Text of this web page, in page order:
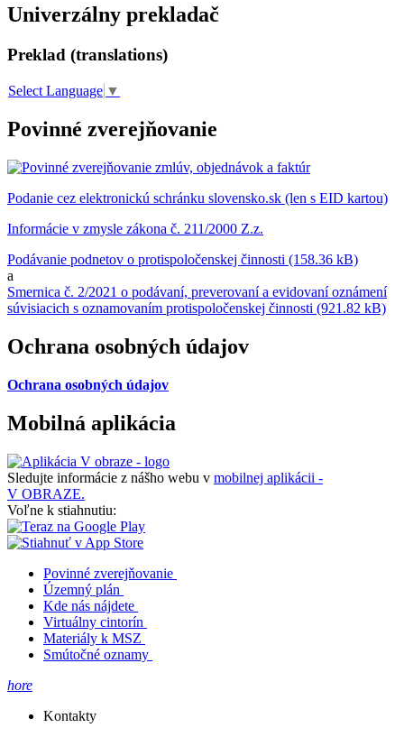
Univerzálny prekladač
Preklad (translations)
Select Language ▼
Povinné zverejňovanie
Podanie cez elektronickú schránku slovensko.sk (len s EID kartou)
Informácie v zmysle zákona č. 211/2000 Z.z.
Podávanie podnetov o protispoločenskej činnosti (158.36 kB)
a
Smernica č. 2/2021 o podávaní, preverovaní a evidovaní oznámení
súvisiacich s oznamovaním protispoločenskej činnosti (921.82 kB)
Ochrana osobných údajov
Ochrana osobných údajov
Mobilná aplikácia
Sledujte informácie z nášho webu v mobilnej aplikácii -
V OBRAZE.
Voľne k stiahnutiu:
Povinné zverejňovanie
Územný plán
Kde nás nájdete
Virtuálny cintorín
Materiály k MSZ
Smútočné oznamy
hore
Kontakty